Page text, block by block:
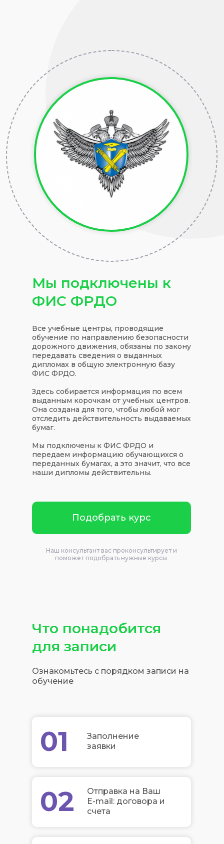
Все учебные центры, проводящие
обучение по направлению безопасности
дорожного движения, обязаны по закону
передавать сведения о выданных
дипломах в общую электронную базу
ФИС ФРДО.
Здесь собирается информация по всем
выданным корочкам от учебных центров.
Она создана для того, чтобы любой мог
отследить действительность выдаваемых
бумаг.
Мы подключены к ФИС ФРДО и
передаем информацию обучающихся о
переданных бумагах, а это значит, что все
наши дипломы действительны.
Наш консультант вас проконсультирует и
поможет подобрать нужные курсы
Подобрать курс
Мы подключены к
ФИС ФРДО
Что понадобится
для записи
Ознакомьтесь с порядком записи на
обучение
01
02
Заполнение
заявки
Отправка на Ваш
E-mail: договора и
счета